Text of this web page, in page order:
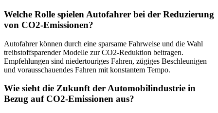
Welche Rolle spielen Autofahrer bei der Reduzierung
von CO2-Emissionen?
Autofahrer können durch eine sparsame Fahrweise und die Wahl
treibstoffsparender Modelle zur CO2-Reduktion beitragen.
Empfehlungen sind niedertouriges Fahren, zügiges Beschleunigen
und vorausschauendes Fahren mit konstantem Tempo.
Wie sieht die Zukunft der Automobilindustrie in
Bezug auf CO2-Emissionen aus?